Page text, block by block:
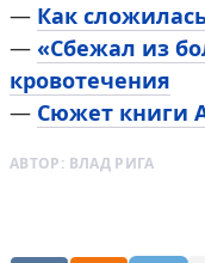
— Как
— «Сбежал из
кровотечения
— Сюжет книги
АВТОР: ВЛАД РИГА